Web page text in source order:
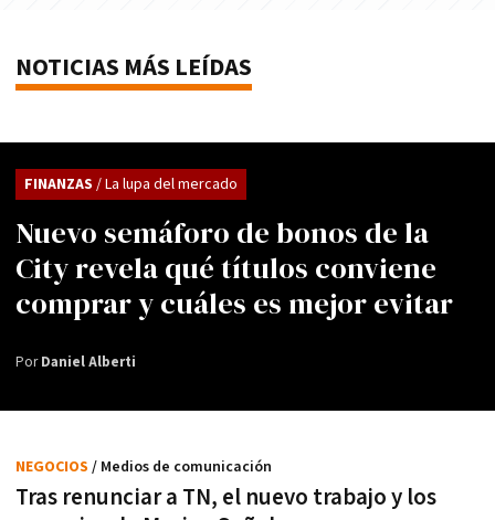
NOTICIAS MÁS LEÍDAS
Nuevo semáforo de bonos de la
City revela qué títulos conviene
comprar y cuáles es mejor evitar
FINANZAS / La lupa del mercado
PorDaniel Alberti
Tras renunciar a TN, el nuevo trabajo y los
NEGOCIOS / Medios de comunicación